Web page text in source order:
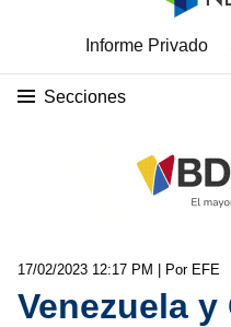
Informe Privado
Secciones
17/02/2023 12:17 PM | Por EFE
Venezuela